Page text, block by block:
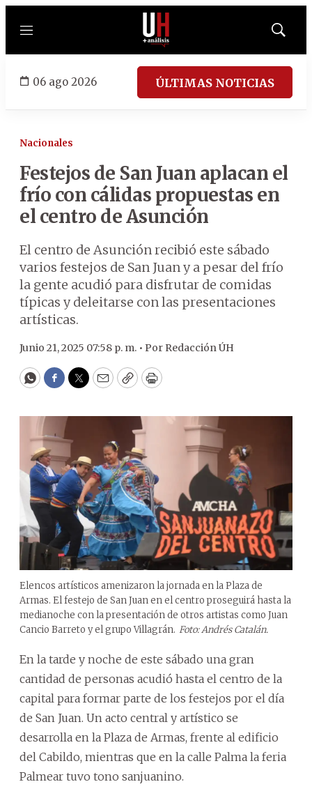
Menú
Mostrar
06 ago 2026 ÚLTIMAS NOTICIAS
Nacionales
Festejos de San Juan aplacan el
frío con cálidas propuestas en
el centro de Asunción
El centro de Asunción recibió este sábado
varios festejos de San Juan y a pesar del frío
la gente acudió para disfrutar de comidas
típicas y deleitarse con las presentaciones
artísticas.
Junio 21, 2025 07:58 p. m. • Por Redacción ÚH
WhatsApp
Facebook
Twitter
EmailCopyPrint
Elencos artísticos amenizaron la jornada en la Plaza de
Armas. El festejo de San Juan en el centro proseguirá hasta la
medianoche con la presentación de otros artistas como Juan
Cancio Barreto y el grupo Villagrán. Foto: Andrés Catalán.
En la tarde y noche de este sábado una gran
cantidad de personas acudió hasta el centro de la
capital para formar parte de los festejos por el día
de San Juan. Un acto central y artístico se
desarrolla en la Plaza de Armas, frente al edificio
del Cabildo, mientras que en la calle Palma la feria
Palmear tuvo tono sanjuanino.